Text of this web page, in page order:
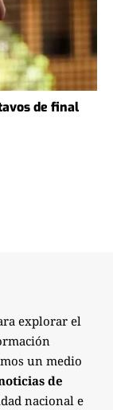
de final
explorar el
un medio
de
nacional e